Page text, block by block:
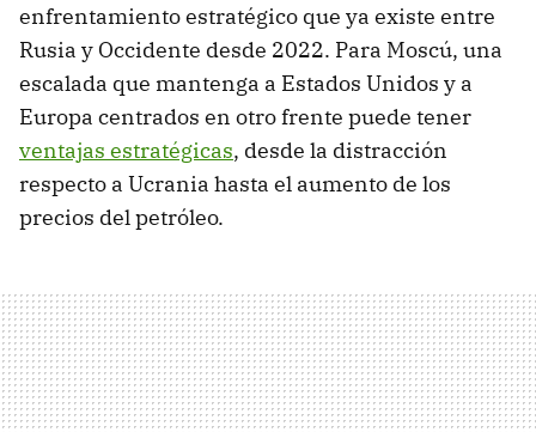
enfrentamiento estratégico que ya existe entre
Rusia y Occidente desde 2022. Para Moscú, una
escalada que mantenga a Estados Unidos y a
Europa centrados en otro frente puede tener
ventajas estratégicas, desde la distracción
respecto a Ucrania hasta el aumento de los
precios del petróleo.